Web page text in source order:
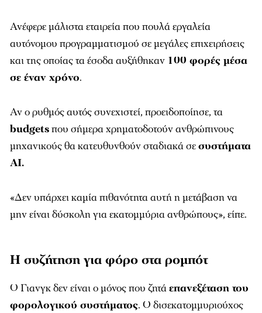
Ανέφερε μάλιστα εταιρεία που πουλά εργαλεία
αυτόνομου προγραμματισμού σε μεγάλες επιχειρήσεις
και της οποίας τα έσοδα αυξήθηκαν 100 φορές μέσα
σε έναν χρόνο.
Αν ο ρυθμός αυτός συνεχιστεί, προειδοποίησε, τα
budgetsπου σήμερα χρηματοδοτούν ανθρώπινους
μηχανικούς θα κατευθυνθούν σταδιακά σεσυστήματα
AI.
«Δεν υπάρχει καμία πιθανότητα αυτή η μετάβαση να
μην είναι δύσκολη για εκατομμύρια ανθρώπους», είπε.
Η συζήτηση για φόρο στα ρομπότ
Ο Γιανγκ δεν είναι ο μόνος που ζητάεπανεξέταση του
φορολογικού συστήματος. Ο δισεκατομμυριούχος